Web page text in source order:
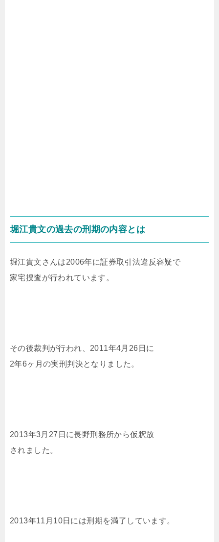
堀江貴文の過去の刑期の内容とは
堀江貴文さんは2006年に証券取引法違反容疑で
家宅捜査が行われています。
その後裁判が行われ、2011年4月26日に
2年6ヶ月の実刑判決となりました。
2013年3月27日に長野刑務所から仮釈放
されました。
2013年11月10日には刑期を満了しています。